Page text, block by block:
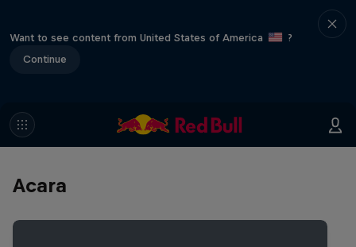
Want to see content from United States of America
?
Continue
Acara